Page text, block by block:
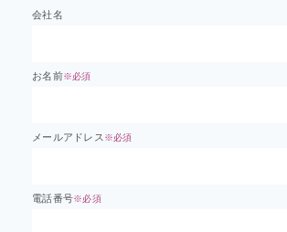
会社名
お名前※必須
メールアドレス ※必須
電話番号※必須